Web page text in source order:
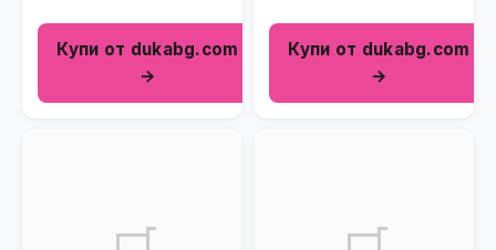
Купи от dukabg.com
→
Купи от dukabg.com
→